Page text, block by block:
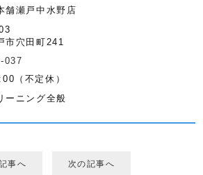
舗瀬戸中水野店
市穴田町241
037
（不定休）
ーニング全般
事へ 次の記事へ